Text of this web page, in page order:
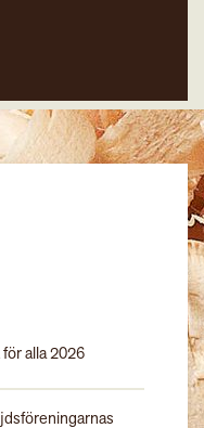
alla 2026